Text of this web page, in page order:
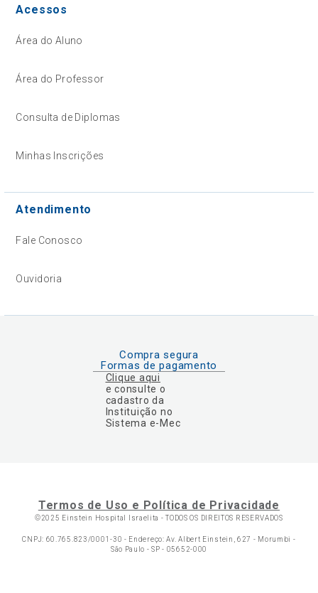
Acessos
Área do Aluno
Área do Professor
Consulta de Diplomas
Minhas Inscrições
Atendimento
Fale Conosco
Ouvidoria
Compra segura
Formas de pagamento
Clique aqui
e consulte o
cadastro da
Instituição no
Sistema e-Mec
Termos de Uso e Política de Privacidade
©2025 Einstein Hospital Israelita -TODOS OS DIREITOS RESERVADOS
CNPJ: 60.765.823/0001-30 - Endereço: Av. Albert Einstein, 627 - Morumbi -
São Paulo - SP - 05652-000